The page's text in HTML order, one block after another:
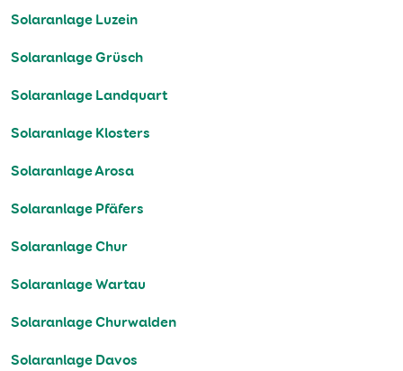
Solaranlage Luzein
Solaranlage Grüsch
Solaranlage Landquart
Solaranlage Klosters
Solaranlage Arosa
Solaranlage Pfäfers
Solaranlage Chur
Solaranlage Wartau
Solaranlage Churwalden
Solaranlage Davos